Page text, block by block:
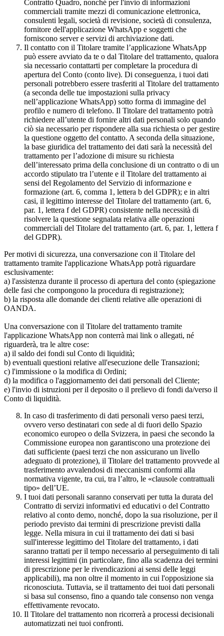
Contratto Quadro, nonché per l'invio di informazioni
commerciali tramite mezzi di comunicazione elettronica,
consulenti legali, società di revisione, società di consulenza,
fornitore dell'applicazione WhatsApp e soggetti che
forniscono server e servizi di archiviazione dati.
Il contatto con il Titolare tramite l’applicazione WhatsApp
può essere avviato da te o dal Titolare del trattamento, qualora
sia necessario contattarti per completare la procedura di
apertura del Conto (conto live). Di conseguenza, i tuoi dati
personali potrebbero essere trasferiti al Titolare del trattamento
(a seconda delle tue impostazioni sulla privacy
nell’applicazione WhatsApp) sotto forma di immagine del
profilo e numero di telefono. Il Titolare del trattamento potrà
richiedere all’utente di fornire altri dati personali solo quando
ciò sia necessario per rispondere alla sua richiesta o per gestire
la questione oggetto del contatto. A seconda della situazione,
la base giuridica del trattamento dei dati sarà la necessità del
trattamento per l’adozione di misure su richiesta
dell’interessato prima della conclusione di un contratto o di un
accordo stipulato tra l’utente e il Titolare del trattamento ai
sensi del Regolamento del Servizio di informazione e
formazione (art. 6, comma 1, lettera b del GDPR); e in altri
casi, il legittimo interesse del Titolare del trattamento (art. 6,
par. 1, lettera f del GDPR) consistente nella necessità di
risolvere la questione segnalata relativa alle operazioni
commerciali del Titolare del trattamento (art. 6, par. 1, lettera f
del GDPR).
Per motivi di sicurezza, una conversazione con il Titolare del
trattamento tramite l'applicazione WhatsApp potrà riguardare
esclusivamente:
a) l'assistenza durante il processo di apertura del conto (spiegazione
delle fasi che compongono la procedura di registrazione);
b) la risposta alle domande dei clienti relative alle operazioni di
OANDA.
Una conversazione con il Titolare del trattamento tramite
l'applicazione WhatsApp non conterrà mai link o allegati, né
riguarderà, tra le altre cose:
a) il saldo dei fondi sul Conto di liquidità;
b) eventuali questioni relative all'esecuzione delle Transazioni;
c) l'immissione o la modifica di Ordini;
d) la modifica o l'aggiornamento dei dati personali del Cliente;
e) l'invio di istruzioni per il deposito o il prelievo di fondi da/verso il
Conto di liquidità.
In caso di trasferimento di dati personali verso paesi terzi,
ovvero verso destinatari con sede al di fuori dello Spazio
economico europeo o della Svizzera, in paesi che secondo la
Commissione europea non garantiscono una protezione dei
dati sufficiente (paesi terzi che non assicurano un livello
adeguato di protezione), il Titolare del trattamento provvede al
trasferimento avvalendosi di meccanismi conformi alla
normativa vigente, tra cui, tra l’altro, le «clausole contrattuali
tipo» dell’UE.
I tuoi dati personali saranno conservati per tutta la durata del
Contratto di servizi informativi ed educativi o del Contratto
relativo al conto demo, nonché, dopo la sua risoluzione, per il
periodo previsto dai termini di prescrizione previsti dalla
legge. Nella misura in cui il trattamento dei dati si basi
sull'interesse legittimo del Titolare del trattamento, i dati
saranno trattati per il tempo necessario al perseguimento di tali
interessi legittimi (in particolare, fino alla scadenza dei termini
di prescrizione per le rivendicazioni ai sensi delle leggi
applicabili), ma non oltre il momento in cui l'opposizione sia
riconosciuta. Tuttavia, se il trattamento dei tuoi dati personali
si basa sul consenso, fino a quando tale consenso non venga
effettivamente revocato.
Il Titolare del trattamento non ricorrerà a processi decisionali
automatizzati nei tuoi confronti.